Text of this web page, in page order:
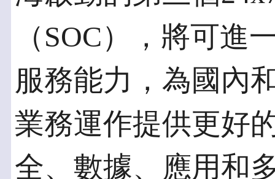
（SOC），將可進
服務能力，為國內
業務運作提供更好
全、數據、應用和